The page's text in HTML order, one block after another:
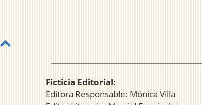
Ficticia Editorial:
Editora Responsable: Mónica Villa